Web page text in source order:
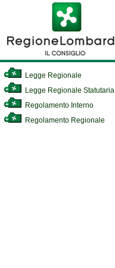
Legge Regionale
Legge Regionale Statutaria
Regolamento Interno
Regolamento Regionale